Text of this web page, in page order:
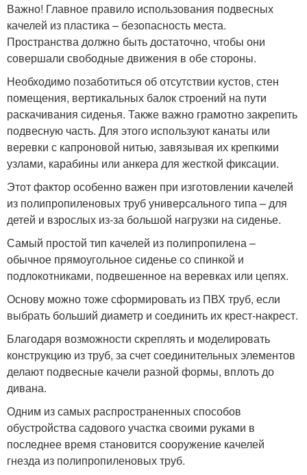
Важно! Главное правило использования подвесных
качелей из пластика – безопасность места.
Пространства должно быть достаточно, чтобы они
совершали свободные движения в обе стороны.
Необходимо позаботиться об отсутствии кустов, стен
помещения, вертикальных балок строений на пути
раскачивания сиденья. Также важно грамотно закрепить
подвесную часть. Для этого используют канаты или
веревки с капроновой нитью, завязывая их крепкими
узлами, карабины или анкера для жесткой фиксации.
Этот фактор особенно важен при изготовлении качелей
из полипропиленовых труб универсального типа – для
детей и взрослых из-за большой нагрузки на сиденье.
Самый простой тип качелей из полипропилена –
обычное прямоугольное сиденье со спинкой и
подлокотниками, подвешенное на веревках или цепях.
Основу можно тоже сформировать из ПВХ труб, если
выбрать больший диаметр и соединить их крест-накрест.
Благодаря возможности скреплять и моделировать
конструкцию из труб, за счет соединительных элементов
делают подвесные качели разной формы, вплоть до
дивана.
Одним из самых распространенных способов
обустройства садового участка своими руками в
последнее время становится сооружение качелей
гнезда из полипропиленовых труб.